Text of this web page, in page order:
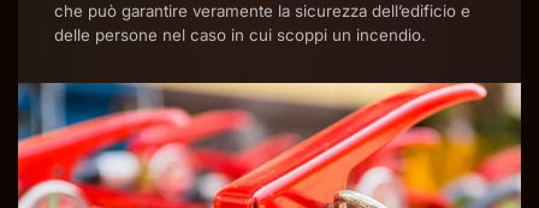
che può garantire veramente la sicurezza dell’edificio e
delle persone nel caso in cui scoppi un incendio.